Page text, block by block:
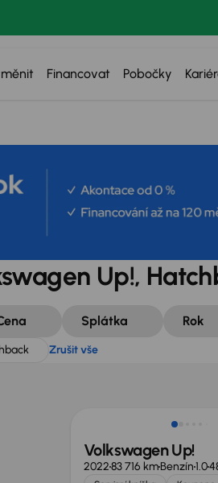
Financovat Pobočky
Zrušit vše
Up!,
Splátka Rok
Zrušit vše
Volkswagen Up!
202283 716 kmBenzín1.0